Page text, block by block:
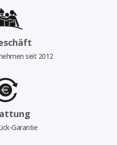
seit 2012
Garantie